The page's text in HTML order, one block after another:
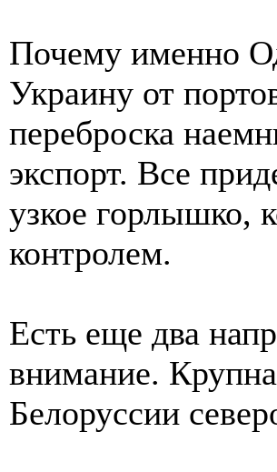
Почему именно
Украину от
переброска
экспорт. Все
узкое горлышко,
контролем.
Есть еще два
внимание.
Белоруссии